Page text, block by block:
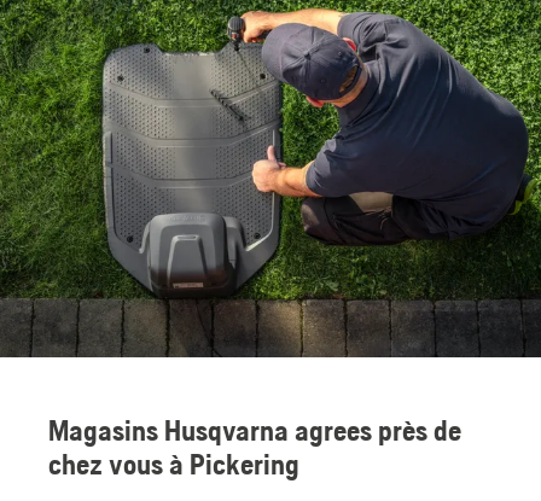
Magasins Husqvarna agrees près de
chez vous à Pickering